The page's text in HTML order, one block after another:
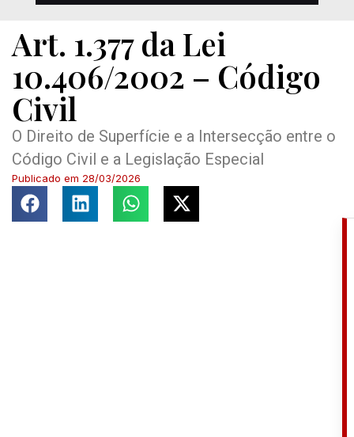
Art. 1.377 da Lei
10.406/2002 – Código
Civil
O Direito de Superfície e a Intersecção entre o
Código Civil e a Legislação Especial
Publicado em 28/03/2026